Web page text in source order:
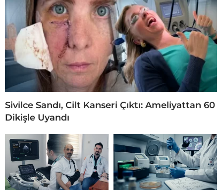
Sivilce Sandı, Cilt Kanseri Çıktı: Ameliyattan 60
Dikişle Uyandı